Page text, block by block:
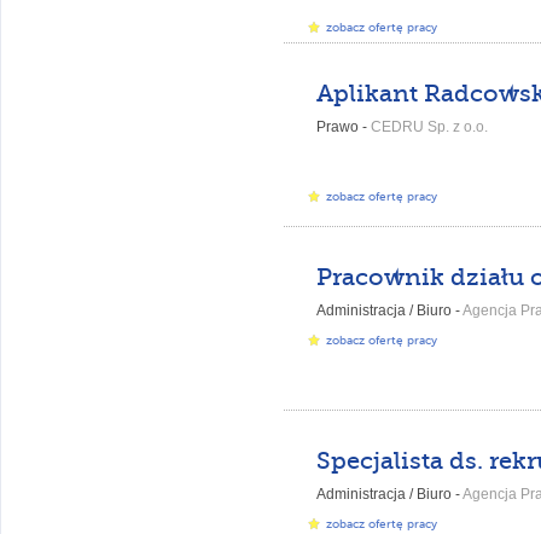
zobacz ofertę pracy
Prawo - CEDRU Sp. z o.o.
zobacz ofertę pracy
Administracja / Biuro -Agencja Pracy
zobacz ofertę pracy
Administracja / Biuro -Agencja Pracy
zobacz ofertę pracy